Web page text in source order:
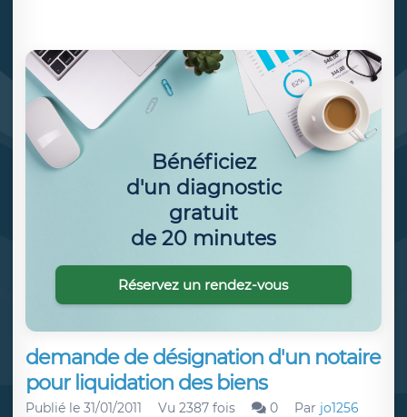
demande de désignation d'un notaire
pour liquidation des biens
Publié le 31/01/2011 Vu 2387 fois 0 Par jo1256
Bénéficiez
d'un diagnostic
gratuit
de 20 minutes
Réservez un rendez-vous